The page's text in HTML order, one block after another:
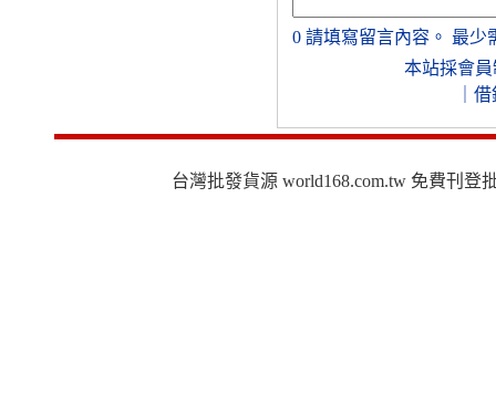
0 請填寫留言內容。 最少
本站採會員
借
台灣批發貨源 world168.com.tw 免費刊登